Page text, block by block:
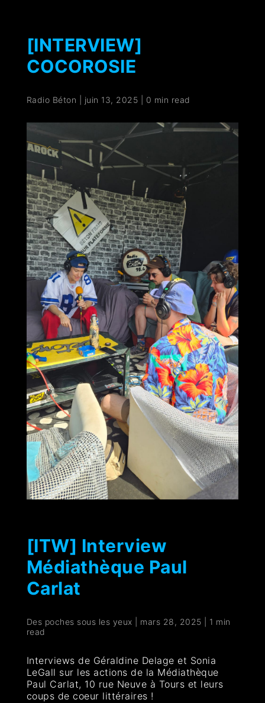
[INTERVIEW]
COCOROSIE
Radio Béton juin 13, 2025 0 min read
[ITW] Interview
Médiathèque Paul
Carlat
Des poches sous les yeux mars 28, 2025
1 min
read
Interviews de Géraldine Delage et Sonia
LeGall sur les actions de la Médiathèque
Paul Carlat, 10 rue Neuve à Tours et leurs
coups de coeur littéraires !